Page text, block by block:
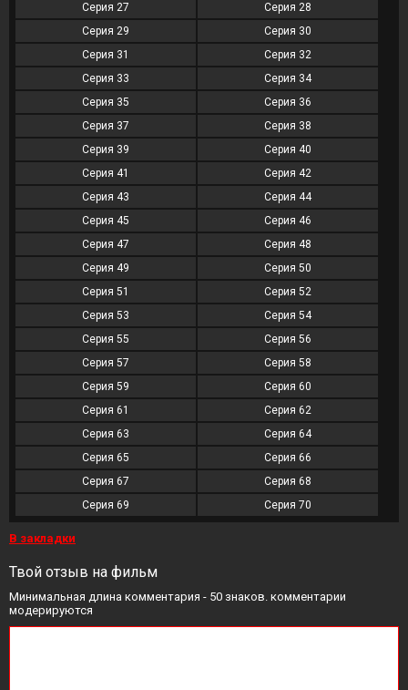
Серия 27
Серия 28
Серия 29
Серия 30
Серия 31
Серия 32
Серия 33
Серия 34
Серия 35
Серия 36
Серия 37
Серия 38
Серия 39
Серия 40
Серия 41
Серия 42
Серия 43
Серия 44
Серия 45
Серия 46
Серия 47
Серия 48
Серия 49
Серия 50
Серия 51
Серия 52
Серия 53
Серия 54
Серия 55
Серия 56
Серия 57
Серия 58
Серия 59
Серия 60
Серия 61
Серия 62
Серия 63
Серия 64
Серия 65
Серия 66
Серия 67
Серия 68
Серия 69
Серия 70
В закладки
Твой отзыв на фильм
Минимальная длина комментария - 50 знаков. комментарии
модерируются